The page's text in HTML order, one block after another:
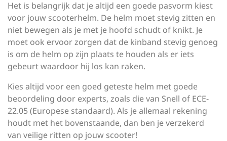
Het is belangrijk dat je altijd een goede pasvorm kiest
voor jouw scooterhelm. De helm moet stevig zitten en
niet bewegen als je met je hoofd schudt of knikt. Je
moet ook ervoor zorgen dat de kinband stevig genoeg
is om de helm op zijn plaats te houden als er iets
gebeurt waardoor hij los kan raken.
Kies altijd voor een goed geteste helm met goede
beoordeling door experts, zoals die van Snell of ECE-
22.05 (Europese standaard). Als je allemaal rekening
houdt met het bovenstaande, dan ben je verzekerd
van veilige ritten op jouw scooter!